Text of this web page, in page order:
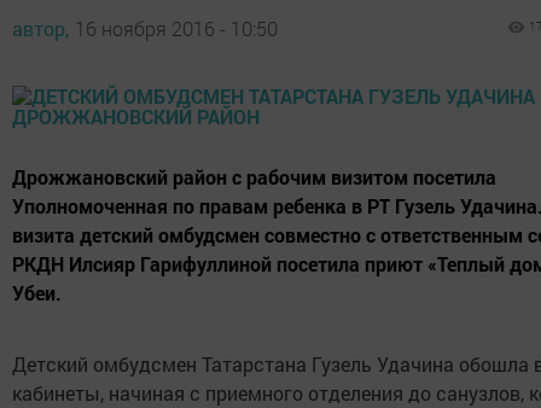
автор, 16 ноября 2016 - 10:50
Дрожжановский район с рабочим визитом посетила
Уполномоченная по правам ребенка в РТ Гузель
визита детский омбудсмен совместно с ответственным
РКДН Илсияр Гарифуллиной посетила приют «Теплый
Убеи.
Детский омбудсмен Татарстана Гузель Удачина обошла
кабинеты, начиная с приемного отделения до санузлов,